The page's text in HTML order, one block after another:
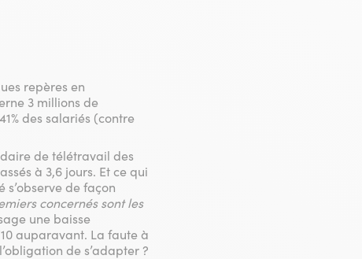
repères en
3 millions de
des salariés (contre
de télétravail des
à 3,6 jours. Et ce qui
s’observe de façon
concernés sont les
une baisse
auparavant. La faute à
de s’adapter ?